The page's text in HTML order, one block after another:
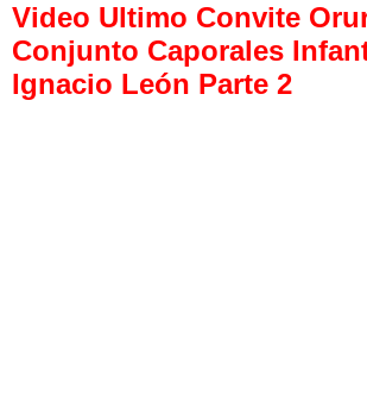
Video Ultimo Convite
Conjunto Caporales
Ignacio León Parte 2